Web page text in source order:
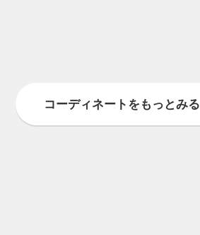
コーディネートをもっとみる